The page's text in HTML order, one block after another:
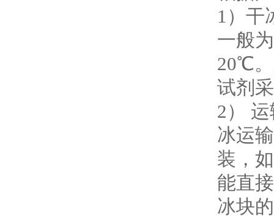
1 ）干
一般
20℃
试剂
2 ）
冰运
装，
能直
冰块